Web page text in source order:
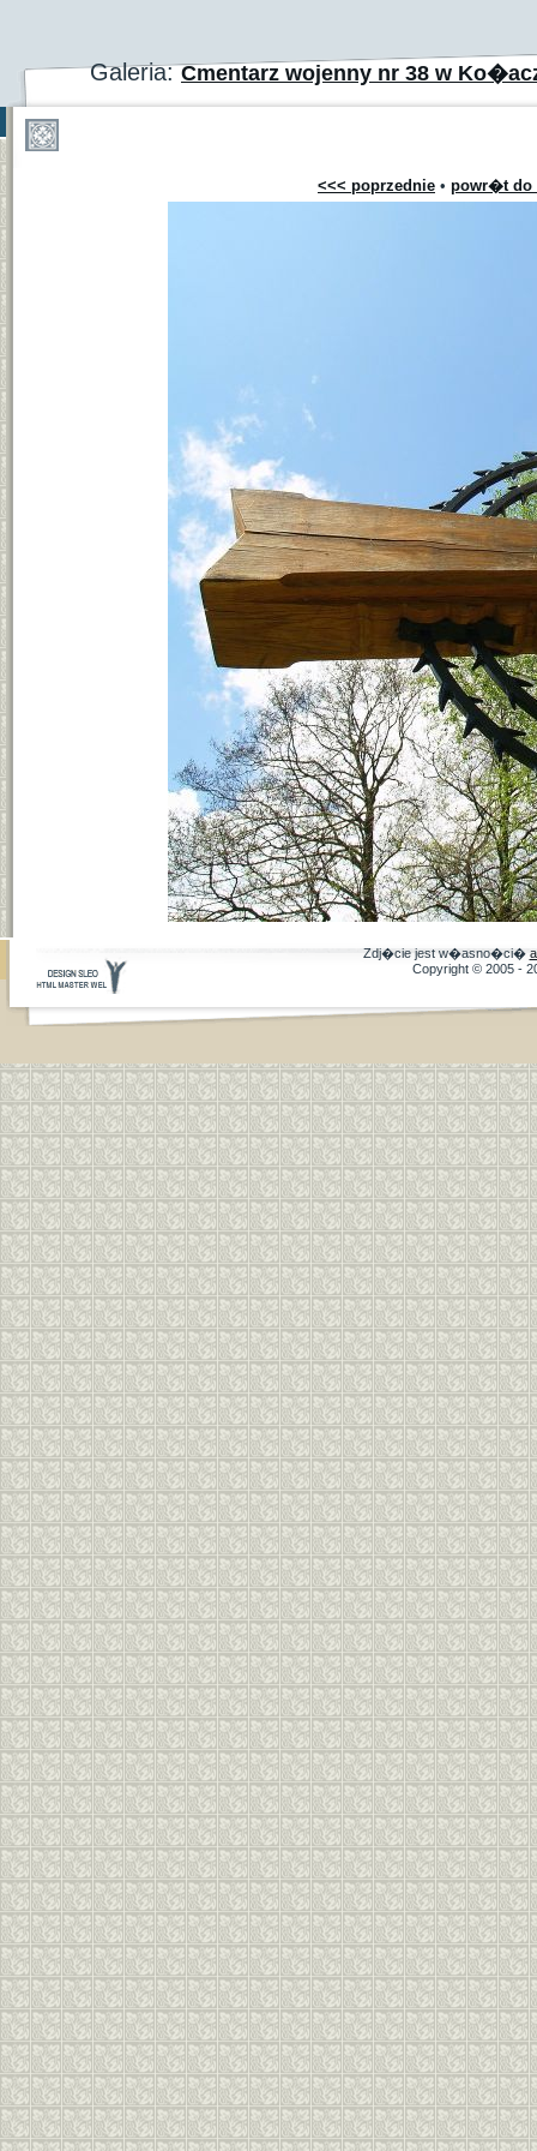
Galeria:Cmentarz wojenny nr 38 w
<<< poprzednie • powr�t do
Zdj�cie jest w�asno�ci�
Copyright © 2005 -